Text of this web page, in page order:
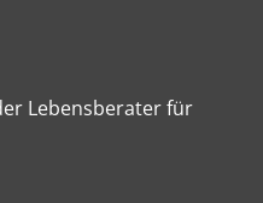
Lebensberater für